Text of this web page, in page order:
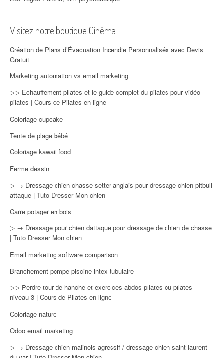
Visitez notre boutique Cinéma
Création de Plans d’Évacuation Incendie Personnalisés avec Devis
Gratuit
Marketing automation vs email marketing
▷▷ Echauffement pilates et le guide complet du pilates pour vidéo
pilates | Cours de Pilates en ligne
Coloriage cupcake
Tente de plage bébé
Coloriage kawaii food
Ferme dessin
▷ → Dressage chien chasse setter anglais pour dressage chien pitbull
attaque | Tuto Dresser Mon chien
Carre potager en bois
▷ → Dressage pour chien dattaque pour dressage de chien de chasse
| Tuto Dresser Mon chien
Email marketing software comparison
Branchement pompe piscine intex tubulaire
▷▷ Perdre tour de hanche et exercices abdos pilates ou pilates
niveau 3 | Cours de Pilates en ligne
Coloriage nature
Odoo email marketing
▷ → Dressage chien malinois agressif / dressage chien saint laurent